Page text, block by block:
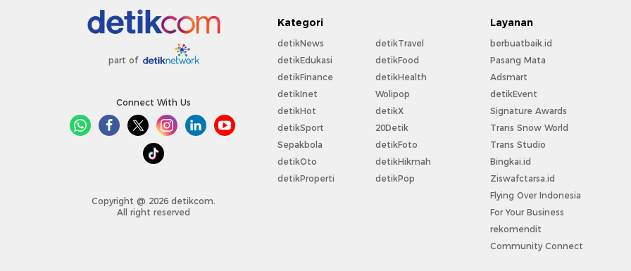
part of
Connect With Us
Copyright @ 2026 detikcom.
All right reserved
Kategori
detikNews
detikEdukasi
detikFinance
detikInet
detikHot
detikSport
Sepakbola
detikOto
detikProperti
detikTravel
detikFood
detikHealth
Wolipop
detikX
20Detik
detikFoto
detikHikmah
detikPop
Layanan
berbuatbaik.id
Pasang Mata
Adsmart
detikEvent
Signature Awards
Trans Snow World
Trans Studio
Bingkai.id
Ziswafctarsa.id
Flying Over Indonesia
For Your Business
rekomendit
Community Connect